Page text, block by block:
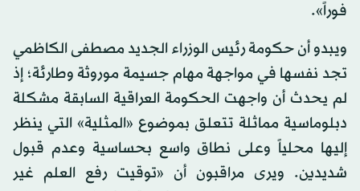
فوراً».
ويبدو أن حكومة رئيس الوزراء الجديد مصطفى الكاظمي
تجد نفسها في مواجهة مهام جسيمة موروثة وطارئة؛ إذ
لم يحدث أن واجهت الحكومة العراقية السابقة مشكلة
دبلوماسية مماثلة تتعلق بموضوع «المثلية» التي ينظر
إليها محلياً وعلى نطاق واسع بحساسية وعدم قبول
شديدين. ويرى مراقبون أن «توقيت رفع العلم غير